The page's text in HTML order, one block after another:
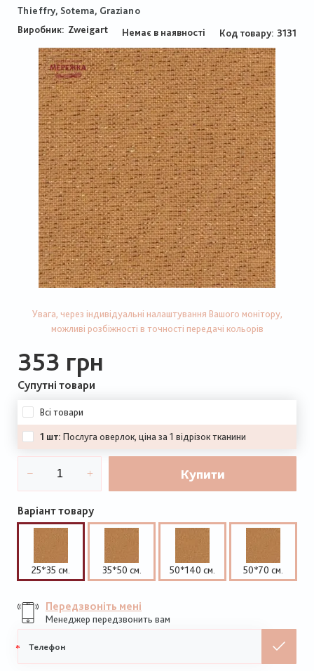
Thieffry, Sotema, Graziano
Виробник: Zweigart Немає в наявності Код товару 3131
Увага, через індивідуальні налаштування Вашого монітору,
можливі розбіжності в точності передачі кольорів
353 грн
Супутні товари
Всі товари
1 шт: Послуга оверлок, ціна за 1 відрізок тканини
Купити
Варіант товару
25*35 см. 35*50 см. 50*140 см. 50*70 см.
Передзвоніть мені
Менеджер передзвонить вам
телефон